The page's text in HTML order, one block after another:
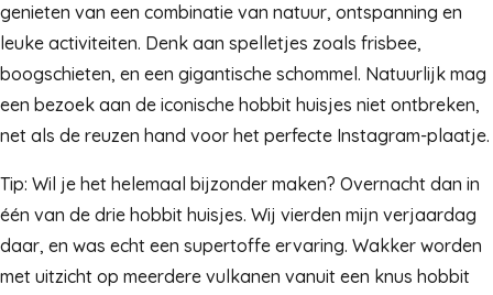
genieten van een combinatie van natuur, ontspanning en
leuke activiteiten. Denk aan spelletjes zoals frisbee,
boogschieten, en een gigantische schommel. Natuurlijk mag
een bezoek aan de iconische hobbit huisjes niet ontbreken,
net als de reuzen hand voor het perfecte Instagram-plaatje.
Tip: Wil je het helemaal bijzonder maken? Overnacht dan in
één van de drie hobbit huisjes. Wij vierden mijn verjaardag
daar, en was echt een supertoffe ervaring. Wakker worden
met uitzicht op meerdere vulkanen vanuit een knus hobbit